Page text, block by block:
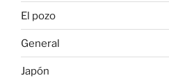
El pozo
General
Japón